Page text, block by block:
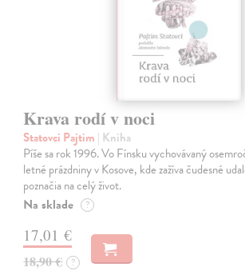
Krava rodí v noci
Statovci Pajtim | Kniha
Píše sa rok 1996. Vo Fínsku vychovávaný
letné prázdniny v Kosove, kde zažíva čudesné
poznačia na celý život.
Na sklade ?
17,01 €
18,90 € ?